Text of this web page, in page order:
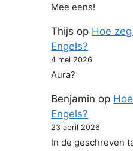
Mee eens!
Thijs op Hoe
Engels?
4 mei 2026
Aura?
Benjamin op
Engels?
23 april 2026
In de geschreven